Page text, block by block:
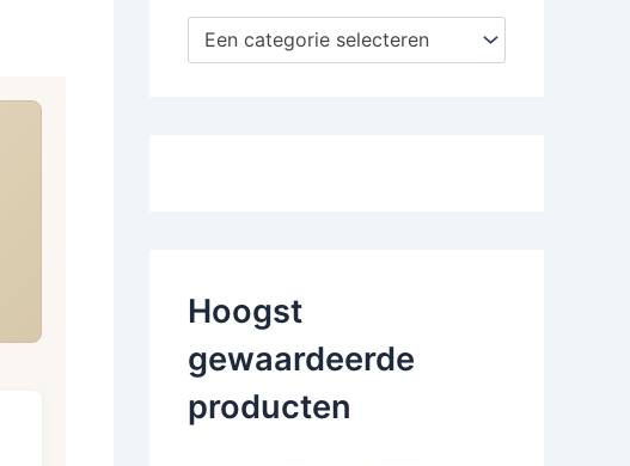
Een categorie selecteren
Hoogst
gewaardeerde
producten